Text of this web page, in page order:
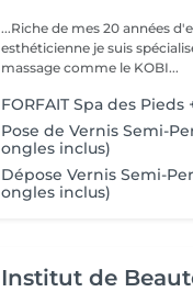
...Riche de mes 20 années
esthéticienne je suis
massage comme le KOBI...
FORFAIT Spa des
Pose de Vernis Semi-
ongles inclus)
Dépose Vernis Semi-
ongles inclus)
Institut de